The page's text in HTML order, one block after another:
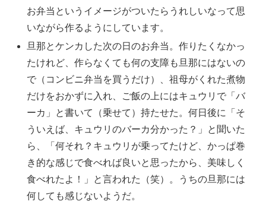
お弁当というイメージがついたらうれしいなって思
いながら作るようにしています。
旦那とケンカした次の日のお弁当。作りたくなかっ
たけれど、作らなくても何の支障も旦那にはないの
で（コンビニ弁当を買うだけ）、祖母がくれた煮物
だけをおかずに入れ、ご飯の上にはキュウリで「バ
ーカ」と書いて（乗せて）持たせた。何日後に「そ
ういえば、キュウリのバーカ分かった？」と聞いた
ら、「何それ？キュウリが乗ってたけど、かっぱ巻
き的な感じで食べれば良いと思ったから、美味しく
食べれたよ！」と言われた（笑）。うちの旦那には
何しても感じないようだ。